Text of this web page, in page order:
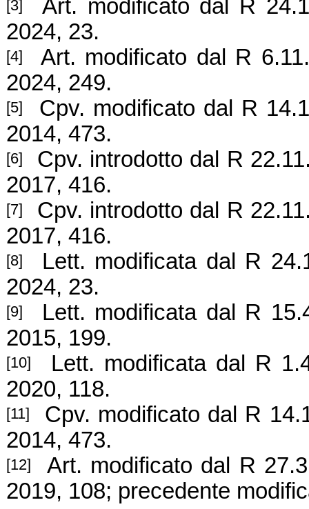
[3]
Art. modificato dal R
2024, 23.
[4]
Art. modificato dal R
2024, 249.
[5]
Cpv. modificato dal R
2014, 473.
[6]
Cpv. introdotto dal R
2017, 416.
[7]
Cpv. introdotto dal R
2017, 416.
[8]
Lett. modificata dal R
2024, 23.
[9]
Lett. modificata dal R
2015, 199.
[10]
Lett. modificata dal R
2020, 118.
[11]
Cpv. modificato dal R
2014, 473.
[12]
Art. modificato dal R
2019, 108; precedente